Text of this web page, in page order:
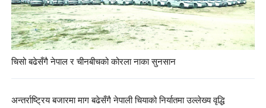
चिसो बढेसँगै नेपाल र चीनबीचको कोरला नाका सुनसान
अन्तर्राष्ट्रिय बजारमा माग बढेसँगै नेपाली चियाको निर्यातमा उल्लेख्य वृद्धि